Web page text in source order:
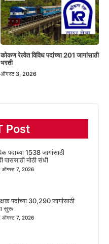
कोकण रेल्वेत विविध पदांच्या 201 जागांसाठी
भरती
ऑगस्ट 3, 2026
Post
पदाच्या 1538 जागांसाठी
पाससाठी मोठी संधी
ऑगस्ट 7, 2026
पदांच्या 30,290 जागांसाठी
सुरू
ऑगस्ट 7, 2026